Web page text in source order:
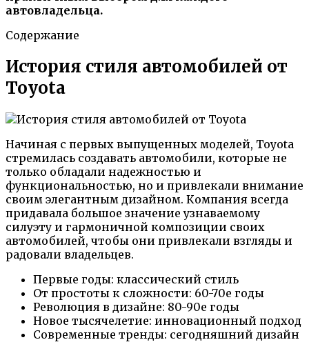
автовладельца.
Содержание
История стиля автомобилей от
Toyota
Начиная с первых выпущенных моделей, Toyota
стремилась создавать автомобили, которые не
только обладали надежностью и
функциональностью, но и привлекали внимание
своим элегантным дизайном. Компания всегда
придавала большое значение узнаваемому
силуэту и гармоничной композиции своих
автомобилей, чтобы они привлекали взгляды и
радовали владельцев.
Первые годы: классический стиль
От простоты к сложности: 60-70е годы
Революция в дизайне: 80-90е годы
Новое тысячелетие: инновационный подход
Современные тренды: сегодняшний дизайн